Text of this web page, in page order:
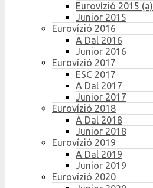
Eurovízió 2015 (a)
Junior 2015
Eurovízió 2016
A Dal 2016
Junior 2016
Eurovízió 2017
ESC 2017
A Dal 2017
Junior 2017
Eurovízió 2018
A Dal 2018
Junior 2018
Eurovízió 2019
A Dal 2019
Junior 2019
Eurovízió 2020